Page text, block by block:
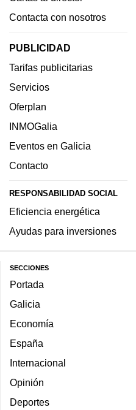
Contacta con nosotros
PUBLICIDAD
Tarifas publicitarias
Servicios
Oferplan
INMOGalia
Eventos en Galicia
Contacto
RESPONSABILIDAD SOCIAL
Eficiencia energética
Ayudas para inversiones
SECCIONES
Portada
Galicia
Economía
España
Internacional
Opinión
Deportes